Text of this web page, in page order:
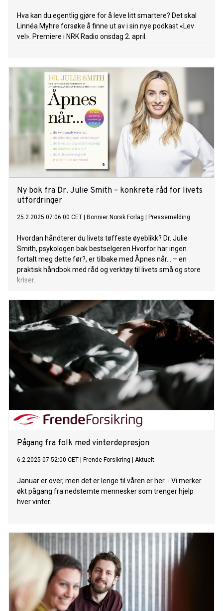
Hva kan du egentlig gjøre for å leve litt smartere? Det skal
Linnéa Myhre forsøke å finne ut av i sin nye podkast «Lev
vel». Premiere i NRK Radio onsdag 2. april.
Ny bok fra Dr. Julie Smith – konkrete råd for livets
utfordringer
25.2.2025 07:06:00 CET Bonnier Norsk Forlag Pressemelding
Hvordan håndterer du livets tøffeste øyeblikk? Dr. Julie
Smith, psykologen bak bestselgeren Hvorfor har ingen
fortalt meg dette før?, er tilbake med Åpnes når... – en
praktisk håndbok med råd og verktøy til livets små og store
kriser.
Pågang fra folk med vinterdepresjon
6.2.2025 07:52:00 CET Frende Forsikring Aktuelt
Januar er over, men det er lenge til våren er her. - Vi merker
økt pågang fra nedstemte mennesker som trenger hjelp
hver vinter.